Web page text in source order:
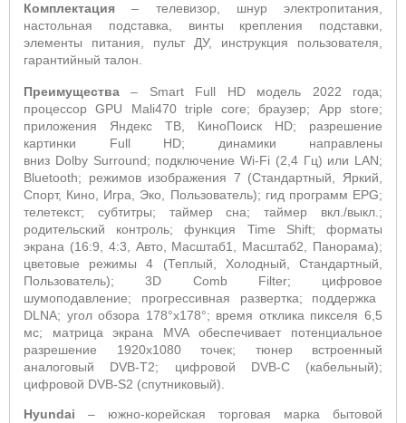
Комплектация– телевизор, шнур электропитания,
настольная подставка, винты крепления подставки,
элементы питания, пульт ДУ, инструкция пользователя,
гарантийный талон.
Преимущества– SmartFull HD
модель 2022 года;
процессорGPU Mali470 triple core; браузер; App store;
приложения Яндекс ТВ, КиноПоиск HD; разрешение
картинки Full HD; динамики направлены
вниз Dolby Surround; подключение Wi-Fi (2,4 Гц) или LAN;
Bluetooth; режимов изображения 7 (Стандартный, Яркий,
Спорт, Кино, Игра, Эко, Пользователь); гид программ EPG;
телетекст; субтитры; таймер сна; таймер вкл./выкл.;
родительский контроль; функция Time Shift; форматы
экрана (16:9, 4:3, Авто, Масштаб1, Масштаб2, Панорама);
цветовые режимы 4 (Теплый, Холодный, Стандартный,
Пользователь);3D Comb Filter; цифровое
шумоподавление; прогрессивная развертка; поддержка
DLNA; угол обзора 178°х178°; время отклика пикселя 6,5
мс; матрица экрана MVAобеспечивает потенциальное
разрешение 1920x1080 точек; тюнер встроенный
аналоговый DVB-T2; цифровой DVB-C(кабельный);
цифровой DVB-S2 (спутниковый).
Hyundai
– южно-корейская торговая марка бытовой